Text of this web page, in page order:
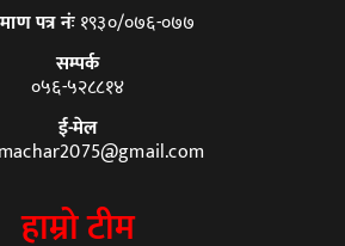
पत्र नंः१९३०/०७६-०७७
सम्पर्क
०५६-५२८८१४
ई-मेल
हाम्रो टीम